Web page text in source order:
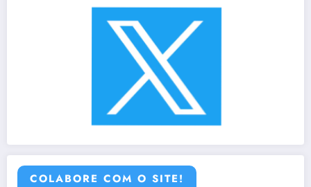
COLABORE COM O SITE!